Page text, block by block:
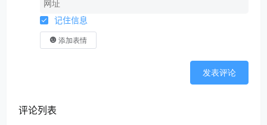
记住信息
添加表情
发表评论
评论列表